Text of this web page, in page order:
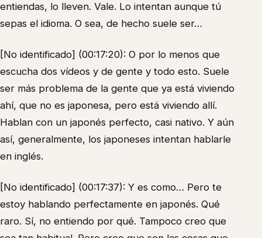
entiendas, lo lleven. Vale. Lo intentan aunque tú
sepas el idioma. O sea, de hecho suele ser…
[No identificado] (00:17:20): O por lo menos que
escucha dos vídeos y de gente y todo esto. Suele
ser más problema de la gente que ya está viviendo
ahí, que no es japonesa, pero está viviendo allí.
Hablan con un japonés perfecto, casi nativo. Y aún
así, generalmente, los japoneses intentan hablarle
en inglés.
[No identificado] (00:17:37): Y es como… Pero te
estoy hablando perfectamente en japonés. Qué
raro. Sí, no entiendo por qué. Tampoco creo que